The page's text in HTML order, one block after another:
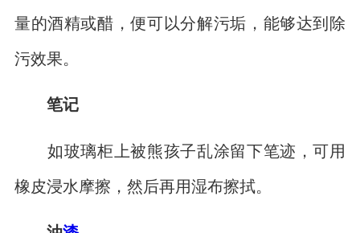
量的酒精或醋，便可以分解污垢，能够达到除
污效果。
笔记
如玻璃柜上被熊孩子乱涂留下笔迹，可用
橡皮浸水摩擦，然后再用湿布擦拭。